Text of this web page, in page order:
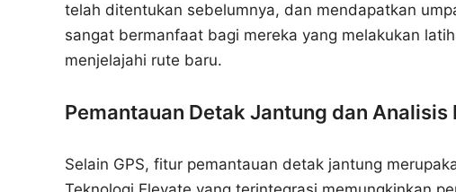
telah ditentukan sebelumnya, dan mendapatkan
sangat bermanfaat bagi mereka yang melakukan
menjelajahi rute baru.
Pemantauan Detak Jantung dan Analisis
Selain GPS, fitur pemantauan detak jantung